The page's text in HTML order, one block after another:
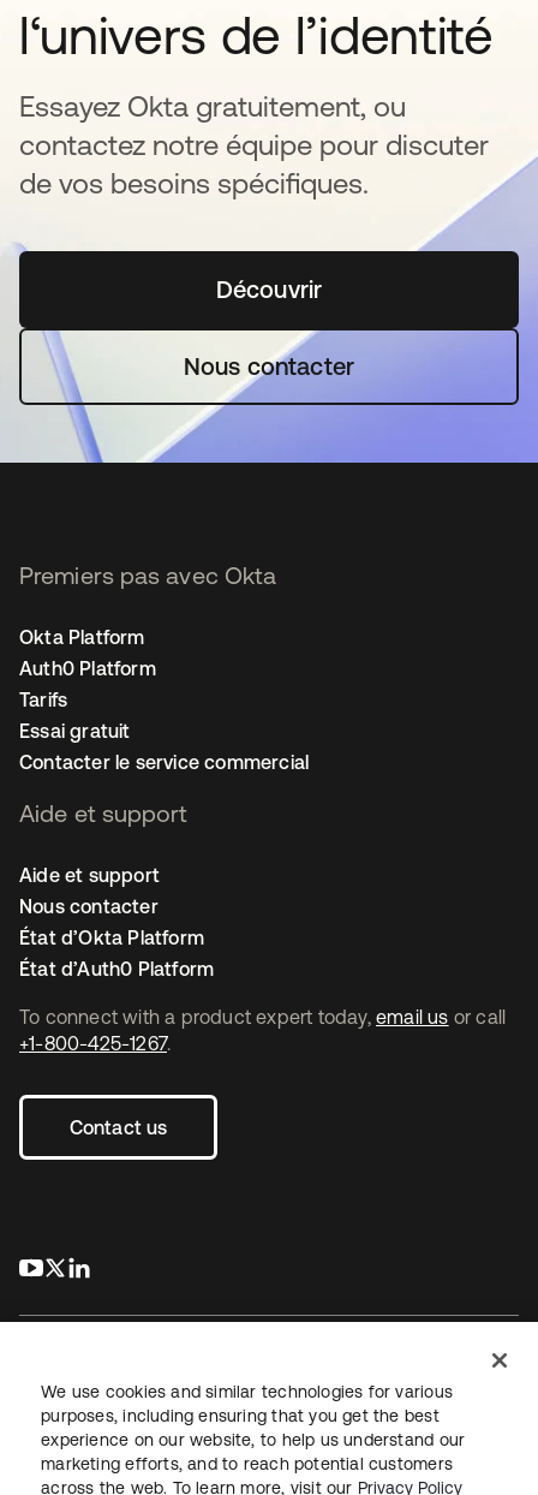
l‘univers de l’identité
Essayez Okta gratuitement, ou
contactez notre équipe pour discuter
de vos besoins spécifiques.
Découvrirs’ouvre dans un nouvel
Nous contacter
To connect with a product expert today, email us or call
+1-800-425-1267.
Contact us
s’ouvre dans un nouvel onglet
s’ouvre dans un nouvel onglet
Premiers pas avec Okta
Okta Platform
Auth0 Platform
Tarifs
Essai gratuit
Contacter le service commercial
Aide et support
Aide et support
Nous contacter
État d’Okta Platform
État d’Auth0 Platform
JuridiquePolitique de confidentialité
Conditions d’utilisation du siteSécuritéPlan du site
We use cookies and similar technologies for various
purposes, including ensuring that you get the best
experience on our website, to help us understand our
marketing efforts, and to reach potential customers
across the web. To learn more, visit our Privacy Policy